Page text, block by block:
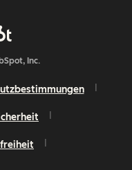
Inc.